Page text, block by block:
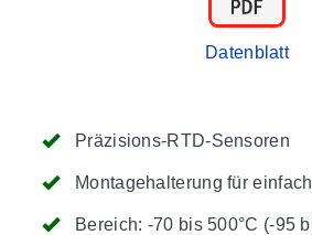
Präzisions-RTD-Sensoren
Montagehalterung für
Bereich: -70 bis 500°C (-95
Datenblatt